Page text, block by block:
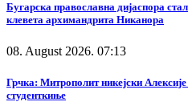
Бугарска православна дијаспора
клевета архимандрита Никанора
08. August 2026. 07:13
Грчка: Митрополит никејски
студенткиње